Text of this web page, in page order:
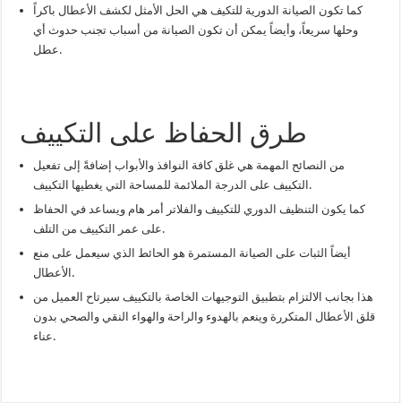
كما تكون الصيانة الدورية للتكيف هي الحل الأمثل لكشف الأعطال باكراً
وحلها سريعاً، وأيضاً يمكن أن تكون الصيانة من أسباب تجنب حدوث أي
عطل.
طرق الحفاظ على التكييف
من النصائح المهمة هي غلق كافة النوافذ والأبواب إضافةً إلى تفعيل
التكييف على الدرجة الملائمة للمساحة التي يغطيها التكييف.
كما يكون التنظيف الدوري للتكييف والفلاتر أمر هام ويساعد في الحفاظ
على عمر التكييف من التلف.
أيضاً الثبات على الصيانة المستمرة هو الحائط الذي سيعمل على منع
الأعطال.
هذا بجانب الالتزام بتطبيق التوجيهات الخاصة بالتكييف سيرتاح العميل من
قلق الأعطال المتكررة وينعم بالهدوء والراحة والهواء النقي والصحي بدون
عناء.